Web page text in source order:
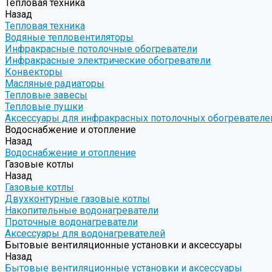
Тепловая техника
Назад
Тепловая техника
Водяные тепловентиляторы
Инфракрасные потолочные обогреватели
Инфракрасные электрические обогреватели
Конвекторы
Масляные радиаторы
Тепловые завесы
Тепловые пушки
Аксессуары для инфракрасных потолочных
Водоснабжение и отопление
Назад
Водоснабжение и отопление
Газовые котлы
Назад
Газовые котлы
Двухконтурные газовые котлы
Накопительные водонагреватели
Проточные водонагреватели
Аксессуары для водонагревателей
Бытовые вентиляционные установки и аксессуары
Назад
Бытовые вентиляционные установки и аксессуары